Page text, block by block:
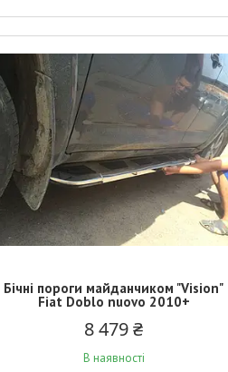
Бічні пороги майданчиком "Vision"
Fiat Doblo nuovo 2010+
8 479 ₴
В наявності